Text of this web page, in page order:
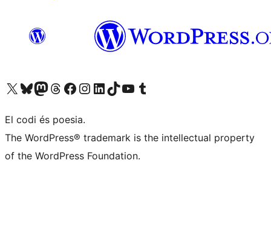
Visiteu el nostre compte X (abans Twitter)
Visiteu el nostre compte de Bluesky
Visiteu el nostre compte al Mastodon
Visiteu el nostre compte de Threads
Visiteu la nostra pàgina al Facebook
Visiteu el nostre compte d'Instagram
Visiteu el nostre compte de LinkedIn
Visiteu el nostre compte de TikTok
Visiteu el nostre canal al YouTube
Visiteu el nostre compte de Tumblr
El codi és poesia.
The WordPress® trademark is the intellectual property
of the WordPress Foundation.